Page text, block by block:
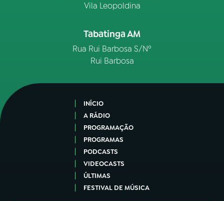
Vila Leopoldina
Tabatinga AM
Rua Rui Barbosa S/Nº
Rui Barbosa
INÍCIO
A RÁDIO
PROGRAMAÇÃO
PROGRAMAS
PODCASTS
VIDEOCASTS
ÚLTIMAS
FESTIVAL DE MÚSICA